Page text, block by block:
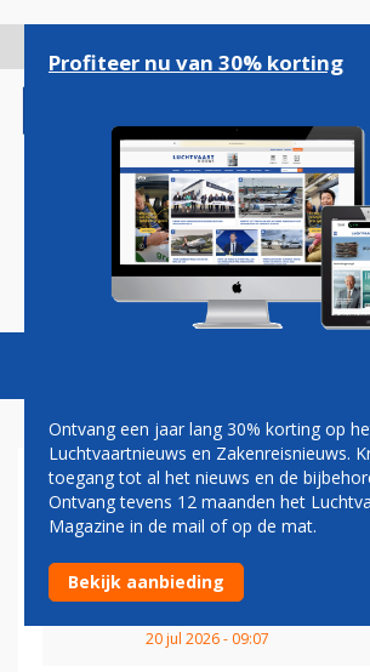
gaan
Magazine Podcasts
MILITAIR
Tijdelijke Air Force One
veiligheidsupgrades
20 jul 2026 - 09:07
Profiteer nu van 30% korting
Ontvang een jaar lang 30% korting op
Luchtvaartnieuws en Zakenreisnieuws.
toegang tot al het nieuws en de
Ontvang tevens 12 maanden het
Magazine in de mail of op de mat.
Bekijk aanbieding